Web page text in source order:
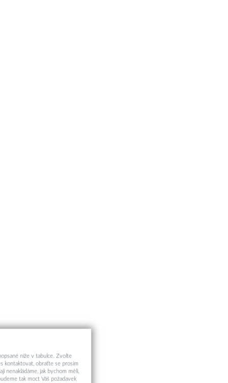
níže v tabulce. Zvolte
kontaktovat, obraťte se prosím
nenakládáme, jak bychom měli,
tak moct Váš požadavek